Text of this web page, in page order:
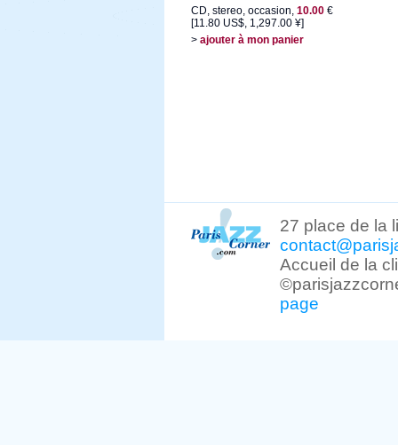
CD, stereo, occasion, 10.00 €
[11.80 US$, 1,297.00 ¥]
> ajouter à mon panier
27 place de la
Accueil de la
page